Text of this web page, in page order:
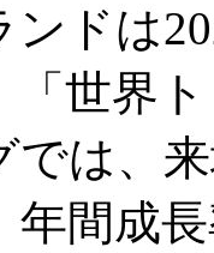
ドは
世界
では、
年間成